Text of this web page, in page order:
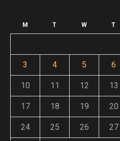
M T W T
3 4 5 6
10 11 12 13
17 18 19 20
24 25 26 27